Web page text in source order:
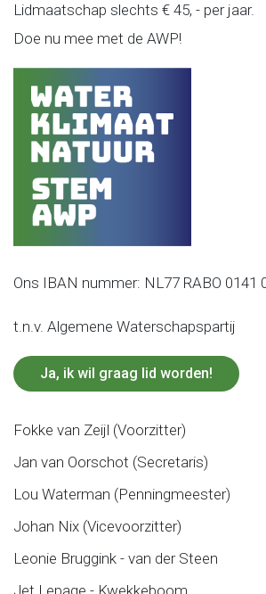
Lidmaatschap slechts € 45, - per jaar.
Doe nu mee met de AWP!
Ons IBAN nummer: NL77 RABO 0141
t.n.v. Algemene Waterschapspartij
Ja, ik wil graag lid worden!
Fokke van Zeijl (Voorzitter)
Jan van Oorschot (Secretaris)
Lou Waterman (Penningmeester)
Johan Nix (Vicevoorzitter)
Leonie Bruggink - van der Steen
Jet Lepage - Kwekkeboom